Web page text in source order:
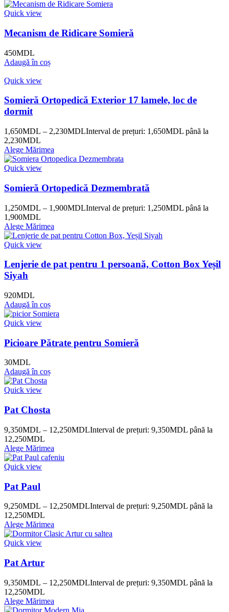
Quick view
Mecanism de Ridicare Somieră
450MDL
Adaugă în coș
Quick view
Somieră Ortopedică Exterior 17 lamele, loc de
dormit
1,650MDL – 2,230MDLInterval de prețuri: 1,650MDL până la
2,230MDL
Alege Mărimea
Quick view
Somieră Ortopedică Dezmembrată
1,250MDL – 1,900MDLInterval de prețuri: 1,250MDL până la
1,900MDL
Alege Mărimea
Quick view
Lenjerie de pat pentru 1 persoană, Cotton Box Yeșil
Siyah
920MDL
Adaugă în coș
Quick view
Picioare Pătrate pentru Somieră
30MDL
Adaugă în coș
Quick view
Pat Chosta
9,350MDL – 12,250MDLInterval de prețuri: 9,350MDL până la
12,250MDL
Alege Mărimea
Quick view
Pat Paul
9,250MDL – 12,250MDLInterval de prețuri: 9,250MDL până la
12,250MDL
Alege Mărimea
Quick view
Pat Artur
9,350MDL – 12,250MDLInterval de prețuri: 9,350MDL până la
12,250MDL
Alege Mărimea